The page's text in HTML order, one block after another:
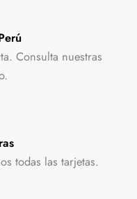
Consulta nuestras
todas las tarjetas.